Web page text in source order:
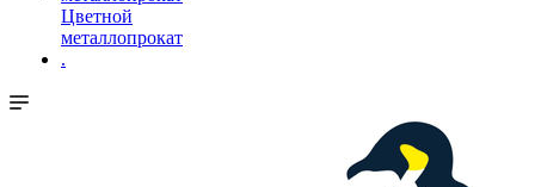
Цветной
металлопрокат
.